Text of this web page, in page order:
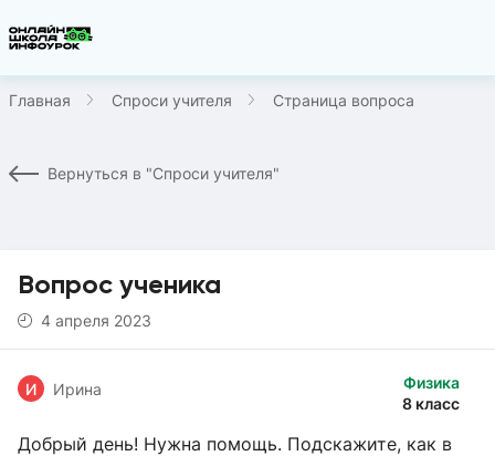
Главная Спроси учителя Страница вопроса
Вернуться в "Спроси учителя"
Вопрос ученика
4 апреля 2023
Физика
8 класс
И Ирина
Добрый день! Нужна помощь. Подскажите, как в